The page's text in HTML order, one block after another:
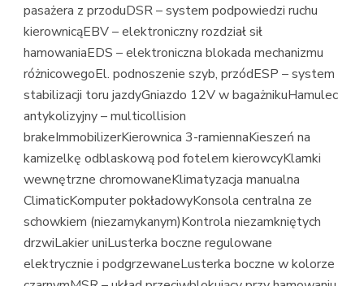
pasażera z przoduDSR – system podpowiedzi ruchu
kierownicąEBV – elektroniczny rozdział sił
hamowaniaEDS – elektroniczna blokada mechanizmu
różnicowegoEl. podnoszenie szyb, przódESP – system
stabilizacji toru jazdyGniazdo 12V w bagażnikuHamulec
antykolizyjny – multicollision
brakeImmobilizerKierownica 3-ramiennaKieszeń na
kamizelkę odblaskową pod fotelem kierowcyKlamki
wewnętrzne chromowaneKlimatyzacja manualna
ClimaticKomputer pokładowyKonsola centralna ze
schowkiem (niezamykanym)Kontrola niezamkniętych
drzwiLakier uniLusterka boczne regulowane
elektrycznie i podgrzewaneLusterka boczne w kolorze